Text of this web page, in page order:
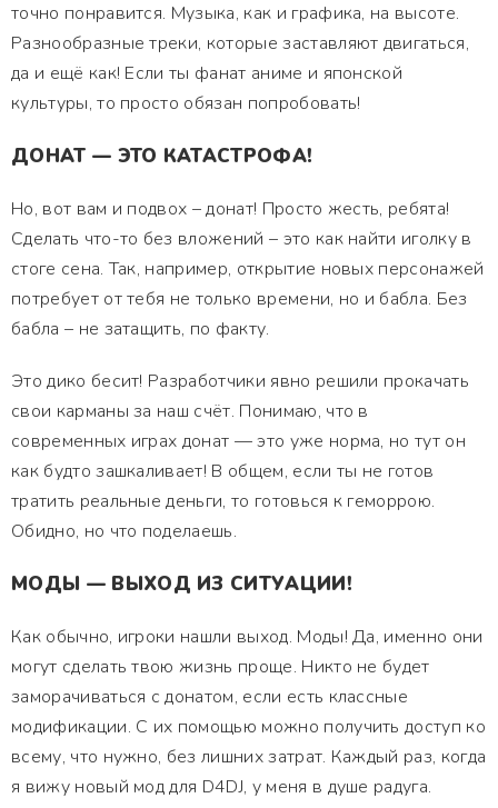
точно понравится. Музыка, как и графика, на высоте.
Разнообразные треки, которые заставляют двигаться,
да и ещё как! Если ты фанат аниме и японской
культуры, то просто обязан попробовать!
ДОНАТ — ЭТО КАТАСТРОФА!
Но, вот вам и подвох – донат! Просто жесть, ребята!
Сделать что-то без вложений – это как найти иголку в
стоге сена. Так, например, открытие новых персонажей
потребует от тебя не только времени, но и бабла. Без
бабла – не затащить, по факту.
Это дико бесит! Разработчики явно решили прокачать
свои карманы за наш счёт. Понимаю, что в
современных играх донат — это уже норма, но тут он
как будто зашкаливает! В общем, если ты не готов
тратить реальные деньги, то готовься к геморрою.
Обидно, но что поделаешь.
МОДЫ — ВЫХОД ИЗ СИТУАЦИИ!
Как обычно, игроки нашли выход. Моды! Да, именно они
могут сделать твою жизнь проще. Никто не будет
заморачиваться с донатом, если есть классные
модификации. С их помощью можно получить доступ ко
всему, что нужно, без лишних затрат. Каждый раз, когда
я вижу новый мод для D4DJ, у меня в душе радуга.